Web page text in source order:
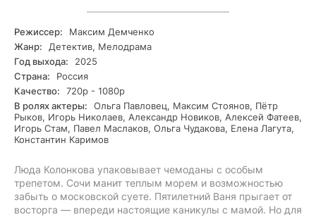
Режиссер:
Максим Демченко
Жанр:
Детектив, Мелодрама
Год выхода:
2025
Страна:
Россия
Качество:
720р - 1080р
В ролях актеры:
Ольга Павловец, Максим Стоянов, Пётр
Рыков, Игорь Николаев, Александр Новиков, Алексей Фатеев,
Игорь Стам, Павел Маслаков, Ольга Чудакова, Елена Лагута,
Константин Каримов
Люда Колонкова упаковывает чемоданы с особым
трепетом. Сочи манит теплым морем и возможностью
забыть о московской суете. Пятилетний Ваня прыгает от
восторга — впереди настоящие каникулы с мамой. Но для